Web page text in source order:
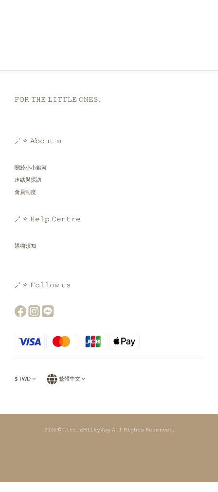
𝙵𝙾𝚁 𝚃𝙷𝙴 𝙻𝙸𝚃𝚃𝙻𝙴 𝙾𝙽𝙴𝚂.
⸝⁺ ✧ 𝙰𝚋𝚘𝚞𝚝 𝚖
關於小小銀河
連結與探訪
會員制度
⸝⁺ ✧ 𝙷𝚎𝚕𝚙 𝙲𝚎𝚗𝚝𝚛𝚎
購物須知
⸝⁺ ✧ 𝙵𝚘𝚕𝚕𝚘𝚠 𝚞𝚜
$ TWD 繁體中文
𝟸𝟶𝟸𝟼 © 𝙻𝚒𝚝𝚝𝚕𝚎𝙼𝚒𝚕𝚔𝚢𝚆𝚊𝚢 𝙰𝚕𝚕 𝚁𝚒𝚐𝚑𝚝𝚜 𝚁𝚎𝚜𝚎𝚛𝚟𝚎𝚍.